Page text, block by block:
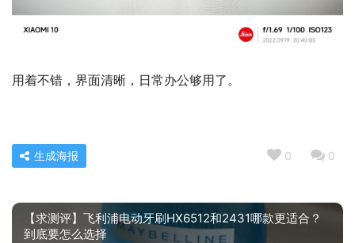
用着不错，界面清晰，日常办公够用了。
0 0
生成海报
【求测评】飞利浦电动牙刷HX6512和2431哪款更适合？
到底要怎么选择